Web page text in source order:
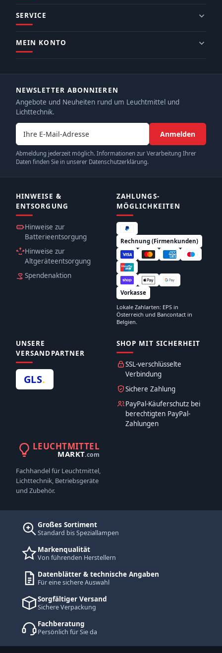
SERVICE
MEIN KONTO
NEWSLETTER ABONNIEREN
Angebote und Neuheiten rund um Leuchtmittel und
Lichttechnik.
E-Mail-Adresse
Anmelden
Abmeldung jederzeit möglich. Informationen zur Verarbeitung Ihrer
Daten finden Sie in unserer Datenschutzerklärung.
HINWEISE &
ENTSORGUNG
Hinweise zur
Batterieentsorgung
Hinweise zur
Altgeräteentsorgung
Spendenaktion
ZAHLUNGS­
MÖGLICHKEITEN
Rechnung (Firmenkunden)
Vorkasse
Lokale Zahlarten: EPS in
Österreich und Bancontact in
Belgien.
UNSERE
VERSANDPARTNER
GLS.
SHOP MIT SICHERHEIT
SSL-verschlüsselte
Verbindung
Sichere Zahlung
PayPal-Käuferschutz bei
berechtigten PayPal-
Zahlungen
LEUCHTMITTEL
MARKT.com
Fachhandel für Leuchtmittel,
Lichttechnik, Betriebsgeräte
und Zubehör.
Großes Sortiment
Standard bis Speziallampen
Markenqualität
Von führenden Herstellern
Datenblätter & technische Angaben
Für eine sichere Auswahl
Sorgfältiger Versand
Sichere Verpackung
Fachberatung
Persönlich für Sie da